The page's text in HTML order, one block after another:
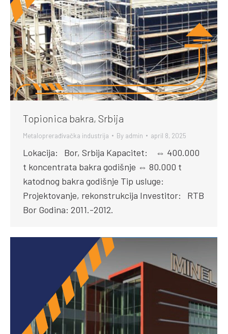
Topionica bakra, Srbija
Metaloprerađivačka industrija By admin april 8, 2025
Lokacija: Bor, Srbija Kapacitet: ⇔ 400.000
t koncentrata bakra godišnje ⇔ 80.000 t
katodnog bakra godišnje Tip usluge:
Projektovanje, rekonstrukcija Investitor: RTB
Bor Godina: 2011.-2012.